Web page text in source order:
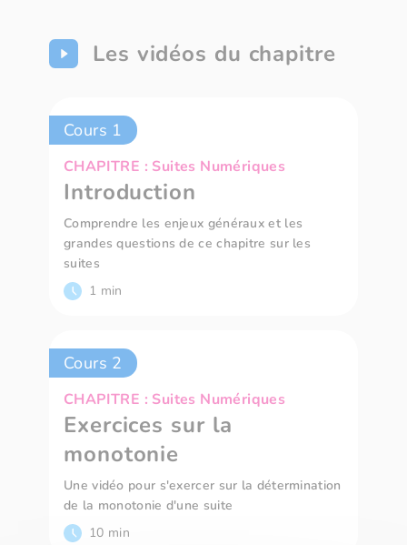
Les vidéos du chapitre
Cours 1
CHAPITRE : Suites Numériques
Introduction
Comprendre les enjeux généraux et les
grandes questions de ce chapitre sur les
suites
1 min
Cours 2
CHAPITRE : Suites Numériques
Exercices sur la
monotonie
Une vidéo pour s'exercer sur la détermination
de la monotonie d'une suite
10 min